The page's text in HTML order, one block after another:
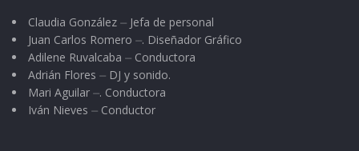
Claudia González ⏤ Jefa de personal
Juan Carlos Romero ⏤. Diseñador Gráfico
Adilene Ruvalcaba ⏤ Conductora
Adrián Flores ⏤ DJ y sonido.
Mari Aguilar ⏤. Conductora
Iván Nieves ⏤ Conductor